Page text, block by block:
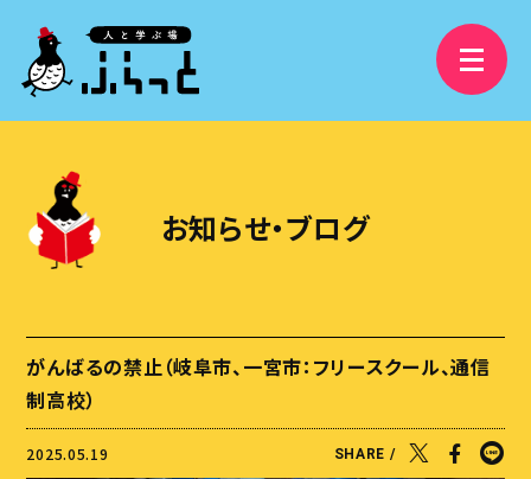
精華学園高等学校 岐阜校
フリースクールふらっと
ふらっと横丁
視察受け入れ・研修、講演依頼
大人の語りBAR
お知らせ・ブログ
がんばるの禁止（岐阜市、一宮市：フリースクール、通信
制高校）
2025.05.19 SHARE /